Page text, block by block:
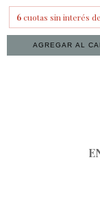
6cuotas sin interés de